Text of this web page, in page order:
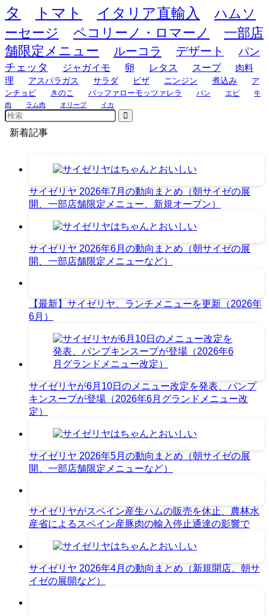
タ
トマト イタリア直輸入
ハムソ
ーセージ
ペコリーノ・ロマーノ
一部店
舗限定メニュー
ルーコラ デザート
パン
チェッタ
ジャガイモ 卵 レタス スープ
肉料
理
アスパラガス サラダ ピザ ニンジン 煮込み
ア
ンチョビ
きのこ バッファローモッツァレラ パン エビ
牛
肉
ラム肉 オリーブ イカ
新着記事
サイゼリヤ 2026年7月の動向まとめ（朝サイゼの展
開、一部店舗限定メニュー、新規オープン）
サイゼリヤ 2026年6月の動向まとめ（朝サイゼの展
開、一部店舗限定メニューなど）
【最新】サイゼリヤ、ランチメニューを更新（2026年
6月）
サイゼリヤが6月10日のメニュー改定を発表、パンプ
キンスープが登場（2026年6月グランドメニュー改
定）
サイゼリヤ 2026年5月の動向まとめ（朝サイゼの展
開、一部店舗限定メニューなど）
サイゼリヤがスペイン産生ハムの販売を休止、農林水
産省によるスペイン産豚肉の輸入停止通達の影響で
サイゼリヤ 2026年4月の動向まとめ（新規開店、朝サ
イゼの展開など）